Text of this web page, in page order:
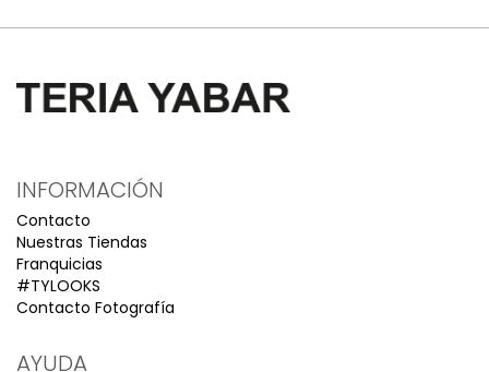
INFORMACIÓN
Contacto
Nuestras Tiendas
Franquicias
#TYLOOKS
Contacto Fotografía
AYUDA